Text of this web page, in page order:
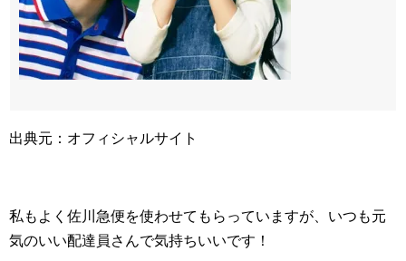
出典元：オフィシャルサイト
私もよく佐川急便を使わせてもらっていますが、いつも元
気のいい配達員さんで気持ちいいです！